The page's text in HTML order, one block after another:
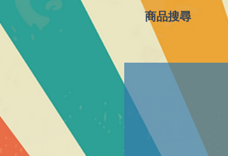
​商品搜尋